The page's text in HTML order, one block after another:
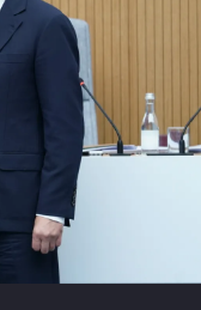
Адмирал
Амур
Барыс
Салават Юлаев
Сибирь
КХЛ